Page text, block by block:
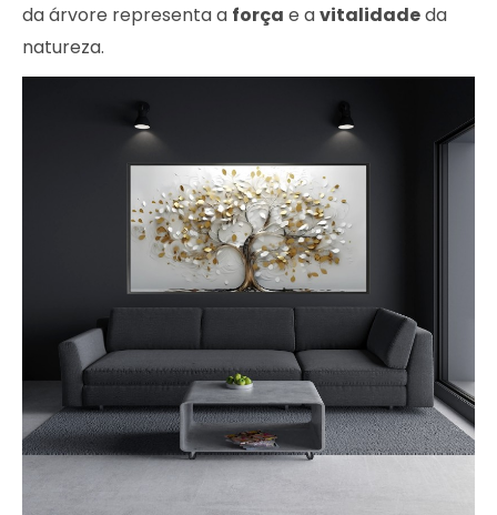
da árvore representa a força e avitalidadeda
natureza.